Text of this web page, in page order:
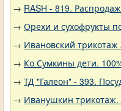
→ RASH - 819.
→ Орехи и сухофрукты
→ Ивановский
→ Ко Сумкины дети.
→ ТД "Галеон" - 393.
→ Иванушкин